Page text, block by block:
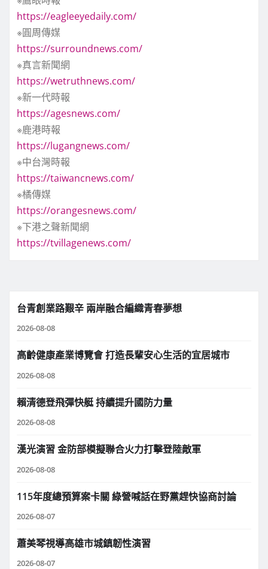
https://eagleeyedaily.com/
※圓周傳媒
https://surroundnews.com/
※真言新聞網
https://wetruthnews.com/
※新一代時報
https://agesnews.com/
※鹿港時報
https://lugangnews.com/
※中台灣時報
https://taiwancnews.com/
※橘傳媒
https://orangesnews.com/
※下港之聲新聞網
https://tvillagenews.com/
台青創業路艱辛 兩岸融合編織青春夢想
2026-08-08
高齡健康產業博覽會 打造長輩安心生活的宜居城市
2026-08-08
賴清德登飛彈快艇 持續提升國防力量
2026-08-08
漢光演習 金防部模擬聯合火力打擊登陸敵軍
2026-08-08
115年度總預算案卡關 綠營喊話在野黨趕快協商討論
2026-08-07
蕭美琴視導高雄市城鎮韌性演習
2026-08-07